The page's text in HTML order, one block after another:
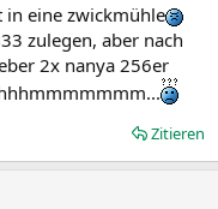
eine zwickmühle
zulegen, aber nach
2x nanya 256er
Zitieren